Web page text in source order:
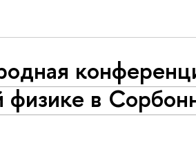
физике в